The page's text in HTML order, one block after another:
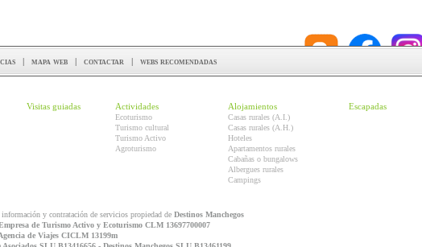
| mapa web | contactar | webs recomendadas
Visitas guiadas Actividades
Ecoturismo
Turismo cultural
Turismo Activo
Agroturismo
Alojamientos
Casas rurales (A.I.)
Casas rurales (A.H.)
Hoteles
Apartamentos rurales
Cabañas o bungalows
Albergues rurales
Campings
Escapadas
y contratación de servicios propiedad de Destinos Manchegos
de Turismo Activo y Ecoturismo CLM 13697700007
de Viajes CICLM 13199m